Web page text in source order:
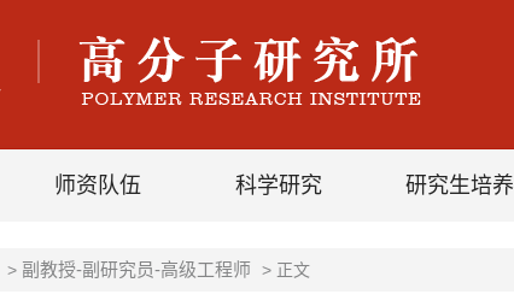
师资队伍 科学研究 研究生培养
> 副教授-副研究员-高级工程师 > 正文